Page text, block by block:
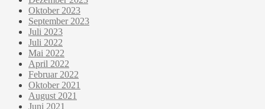
Oktober 2023
September 2023
Juli 2023
Juli 2022
Mai 2022
April 2022
Februar 2022
Oktober 2021
August 2021
Juni 2021